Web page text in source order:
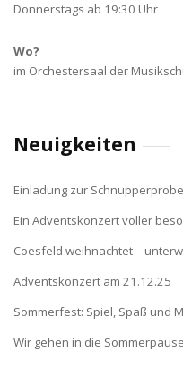
Donnerstags ab 19:30 Uhr
Wo?
im Orchestersaal der
Neuigkeiten
Einladung zur Schnupperprobe
Ein Adventskonzert voller
Coesfeld weihnachtet –
Adventskonzert am 21.12.25
Sommerfest: Spiel, Spaß und
Wir gehen in die Sommerpause